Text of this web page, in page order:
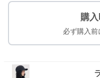
購
必ず購入前